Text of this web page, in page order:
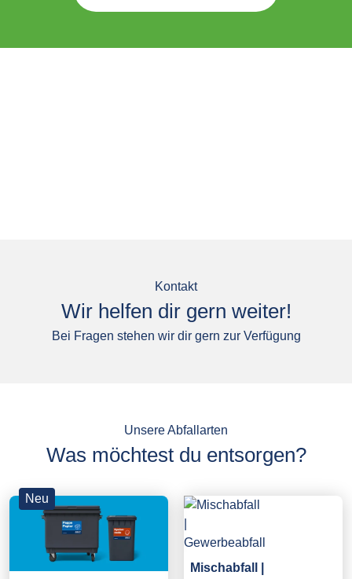
Kontakt
Wir helfen dir gern weiter!
Bei Fragen stehen wir dir gern zur Verfügung
Unsere Abfallarten
Was möchtest du entsorgen?
Neu
Mischabfall |